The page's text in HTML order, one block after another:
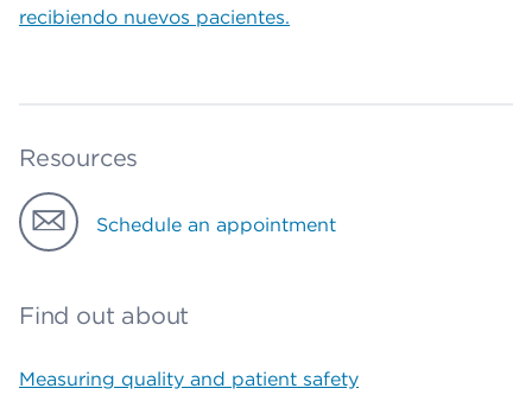
recibiendo nuevos pacientes.
Resources
Schedule an appointment
Find out about
Measuring quality and patient safety